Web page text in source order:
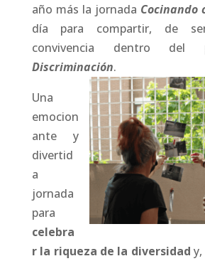
año más la jornada Cocinando
día para compartir, de
convivencia dentro
Discriminación.
Una
emocion
ante y
divertid
a
jornada
para
celebra
r la riqueza de la diversidad